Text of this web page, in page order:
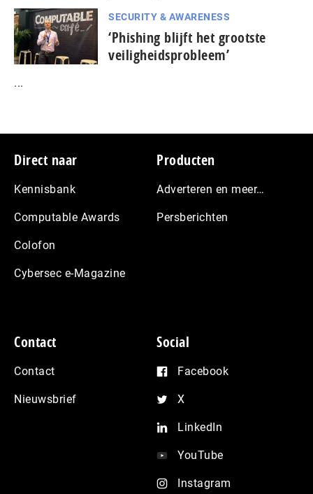
SECURITY & AWARENESS
‘Phishing blijft het grootste
veiligheidsprobleem’
...
Footer
Direct naar
Kennisbank
Computable Awards
Colofon
Cybersec e-Magazine
Producten
Adverteren en meer…
Persberichten
Contact
Contact
Nieuwsbrief
Social
Facebook
X
LinkedIn
YouTube
Instagram